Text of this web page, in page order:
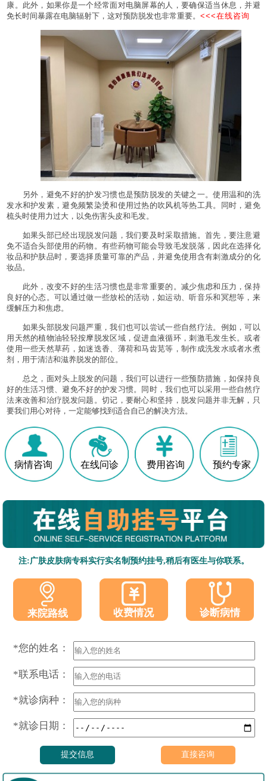
康。此外，如果你是一个经常面对电脑屏幕的人，要确保适当休息，并避
免长时间暴露在电脑辐射下，这对预防脱发也非常重要。<<<在线咨询
另外，避免不好的护发习惯也是预防脱发的关键之一。使用温和的洗
发水和护发素，避免频繁染烫和使用过热的吹风机等热工具。同时，避免
梳头时使用力过大，以免伤害头皮和毛发。
如果头部已经出现脱发问题，我们要及时采取措施。首先，要注意避
免不适合头部使用的药物。有些药物可能会导致毛发脱落，因此在选择化
妆品和护肤品时，要选择质量可靠的产品，并避免使用含有刺激成分的化
妆品。
此外，改变不好的生活习惯也是非常重要的。减少焦虑和压力，保持
良好的心态。可以通过做一些放松的活动，如运动、听音乐和冥想等，来
缓解压力和焦虑。
如果头部脱发问题严重，我们也可以尝试一些自然疗法。例如，可以
用天然的植物油轻轻按摩脱发区域，促进血液循环，刺激毛发生长。或者
使用一些天然草药，如迷迭香、薄荷和马齿苋等，制作成洗发水或者水煮
剂，用于清洁和滋养脱发的部位。
总之，面对头上脱发的问题，我们可以进行一些预防措施，如保持良
好的生活习惯、避免不好的护发习惯。同时，我们也可以采用一些自然疗
法来改善和治疗脱发问题。切记，要耐心和坚持，脱发问题并非无解，只
要我们用心对待，一定能够找到适合自己的解决方法。
病情咨询 在线问诊 费用咨询 预约专家
注:广肤皮肤病专科实行实名制预约挂号,稍后有医生与你联系。
来院路线 收费情况 诊断病情
*您的姓名：
*联系电话：
*就诊病种：
*就诊日期：